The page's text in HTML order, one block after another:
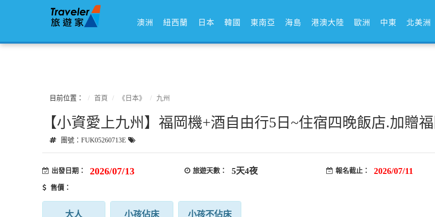
澳洲 紐西蘭 日本 韓國 東南亞 海島 港澳大陸 歐洲 中東 北美洲
目前位置： 首頁 《日本》 九州
【小資愛上九州】福岡機+酒自由行5日~住宿四晚飯店.加贈
團號：FUK05260713E
出發日期： 2026/07/13 旅遊天數： 5天4夜 報名截止： 2026/07/11
售價：
大人 小孩佔床 小孩不佔床